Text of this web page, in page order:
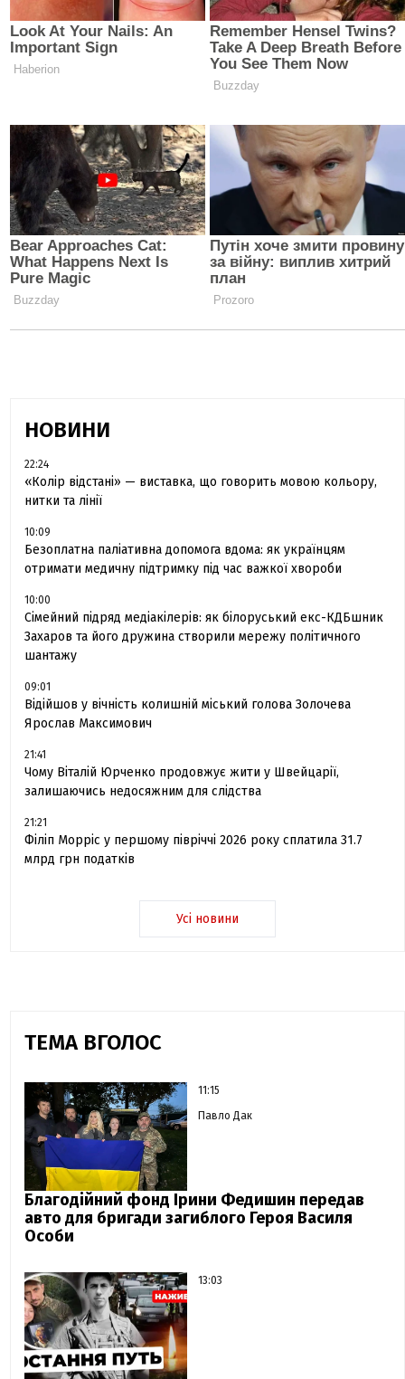
НОВИНИ
22:24
«Колір відстані» — виставка, що говорить мовою кольору,
нитки та лінії
10:09
Безоплатна паліативна допомога вдома: як українцям
отримати медичну підтримку під час важкої хвороби
10:00
Сімейний підряд медіакілерів: як білоруський екс-КДБшник
Захаров та його дружина створили мережу політичного
шантажу
09:01
Відійшов у вічність колишній міський голова Золочева
Ярослав Максимович
21:41
Чому Віталій Юрченко продовжує жити у Швейцарії,
залишаючись недосяжним для слідства
21:21
Філіп Морріс у першому півріччі 2026 року сплатила 31.7
млрд грн податків
Усі новини
ТЕМА ВГОЛОС
11:15
Павло Дак
Благодійний фонд Ірини Федишин передав
авто для бригади загиблого Героя Василя
Особи
13:03